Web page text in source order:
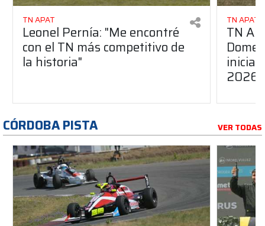
TN APAT
Leonel Pernía: "Me encontré
con el TN más competitivo de
la historia"
TN APAT
TN
2026
CÓRDOBA PISTA VER TODAS